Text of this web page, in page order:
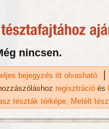
nincsen.
bejegyzés itt olvasható |
regisztráció és
tészták térképe
Metélt